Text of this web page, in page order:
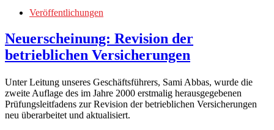
Veröffentlichungen
Neuerscheinung: Revision der
betrieblichen Versicherungen
Unter Leitung unseres Geschäftsführers, Sami Abbas, wurde die
zweite Auflage des im Jahre 2000 erstmalig herausgegebenen
Prüfungsleitfadens zur Revision der betrieblichen Versicherungen
neu überarbeitet und aktualisiert.